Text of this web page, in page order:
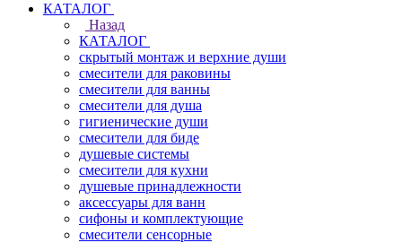
КАТАЛОГ
Назад
КАТАЛОГ
скрытый монтаж и верхние души
смесители для раковины
смесители для ванны
смесители для душа
гигиенические души
смесители для биде
душевые системы
смесители для кухни
душевые принадлежности
аксессуары для ванн
сифоны и комплектующие
смесители сенсорные